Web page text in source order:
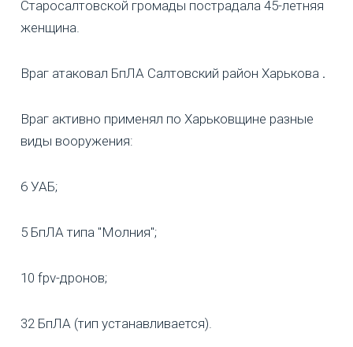
Старосалтовской громады пострадала 45-летняя
женщина.
Враг атаковал БпЛА Салтовский район Харькова .
Враг активно применял по Харьковщине разные
виды вооружения:
6 УАБ;
5 БпЛА типа "Молния";
10 fpv-дронов;
32 БпЛА (тип устанавливается).